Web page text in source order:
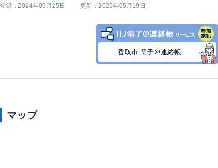
登録：2024年09月25日 更新：2025年05月19日
香取市 電子＠連絡帳
マップ